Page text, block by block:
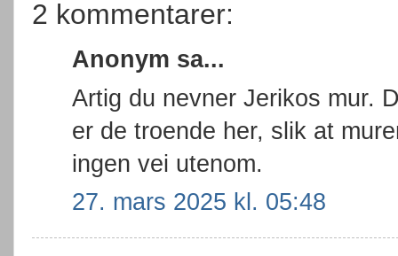
2 kommentarer:
Anonym sa...
Artig du nevner Jerikos mur.
er de troende her, slik at
ingen vei utenom.
27. mars 2025 kl. 05:48